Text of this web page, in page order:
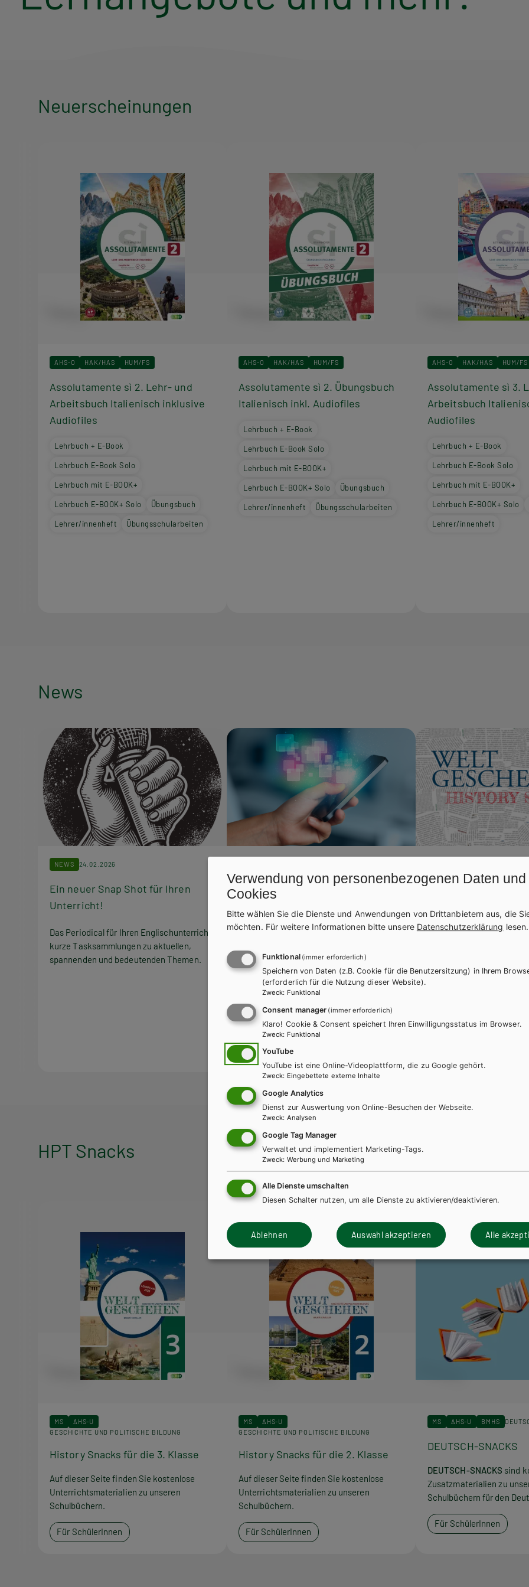
Neuerscheinungen
AHS-O HAK/HAS HUM/FS
Assolutamente sì 2. Lehr- und
Arbeitsbuch Italienisch inklusive
Audiofiles
Lehrbuch + E-Book
Lehrbuch E-Book Solo
Lehrbuch mit E-BOOK+
Lehrbuch E-BOOK+ Solo Übungsbuch
Lehrer/innenheft Übungsschularbeiten
AHS-O HAK/HAS HUM/FS
Assolutamente sì 2. Übungsbuch
Italienisch inkl. Audiofiles
Lehrbuch + E-Book
Lehrbuch E-Book Solo
Lehrbuch mit E-BOOK+
Lehrbuch E-BOOK+ Solo Übungsbuch
Lehrer/innenheft Übungsschularbeiten
AHS-O HAK/HAS HUM/FS
Assolutamente sì 3.
Arbeitsbuch
Audiofiles
Lehrbuch + E-Book
Lehrbuch E-Book Solo
Lehrbuch mit E-BOOK+
Lehrbuch E-BOOK+ Solo
Lehrer/innenheft
News
News
NEWS 24.02.2026
Ein neuer Snap Shot für Ihren
Unterricht!
Das Periodical für Ihren Englischunterricht:
kurze Tasksammlungen zu aktuellen,
spannenden und bedeutenden Themen.
Marktplatz Lernapps
Qualitätsgeprüfte Apps für Ihren Unterricht
ohne Zusatzkosten bestellen? Ganz
Die perfekte Ergänzung
mit Weltgeschehen:
Arbeitsblätter für die
HPT
HPT Snacks
MS
AHS-U
GESCHICHTE UND POLITISCHE BILDUNG
History Snacks für die 3. Klasse
Auf dieser Seite finden Sie kostenlose
Unterrichtsmaterialien zu unseren
Schulbüchern.
Für SchülerInnen
MS
AHS-U
GESCHICHTE UND POLITISCHE BILDUNG
History Snacks für die 2. Klasse
Auf dieser Seite finden Sie kostenlose
Unterrichtsmaterialien zu unseren
Schulbüchern.
Für SchülerInnen
MS AHS-U BMHS
DEUTSCH-SNACKS
DEUTSCH-SNACKS sind
Zusatzmaterialien zu
Schulbüchern für den
Für SchülerInnen
Verwendung von personenbezogenen Daten und
Cookies
Bitte wählen Sie die Dienste und Anwendungen von Drittanbietern aus, die
möchten. Für weitere Informationen bitte unsere Datenschutzerklärung lesen.
Funktional (immer erforderlich)
Speichern von Daten (z.B. Cookie für die Benutzersitzung) in Ihrem
(erforderlich für die Nutzung dieser Website).
Zweck: Funktional
Consent manager (immer erforderlich)
Klaro! Cookie & Consent speichert Ihren Einwilligungsstatus im Browser.
Zweck: Funktional
YouTube
YouTube ist eine Online-Videoplattform, die zu Google gehört.
Zweck: Eingebettete externe Inhalte
Google Analytics
Dienst zur Auswertung von Online-Besuchen der Webseite.
Zweck: Analysen
Google Tag Manager
Verwaltet und implementiert Marketing-Tags.
Zweck: Werbung und Marketing
Alle Dienste umschalten
Diesen Schalter nutzen, um alle Dienste zu aktivieren/deaktivieren.
Ablehnen Auswahl akzeptieren Alle